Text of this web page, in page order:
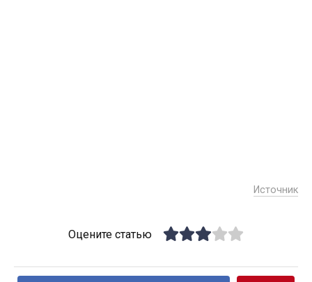
Источник
Оцените статью